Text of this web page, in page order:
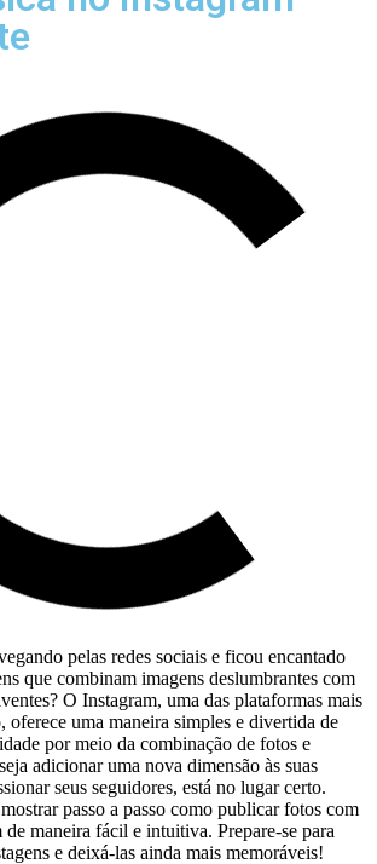
pelas redes sociais‍ e ficou encantado
que combinam imagens deslumbrantes ⁣com
O Instagram, uma das plataformas ⁣mais
oferece uma maneira simples e divertida‌ de
por meio da combinação de fotos e
adicionar uma nova dimensão às suas
seus seguidores, está no lugar certo.
passo​ a passo como publicar fotos com
maneira fácil⁢ e ‌intuitiva. Prepare-se para
‌e‍ deixá-las‌ ainda mais memoráveis!